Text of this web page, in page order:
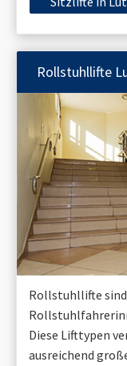
Rollstuhllifte
Rollstuhllifte
Diese Lifttypen
ausreichend